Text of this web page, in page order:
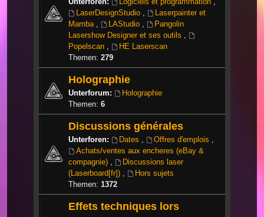
LaserDesignStudio ,
Laserpainter et
Mamba , LAStudio ,
Pangolin
Lasershow Designer et ses outils ,
Popelscan ,
HE Laserscan
Themen: 279
Holographie
Unterforum:
Holographie
Themen: 6
Discussions générales
Unterforen: Dates , Offres d'emplois ,
Achats/ventes aux encheres (eBay &
compagnie) ,
Discussions laser
(Laserboard[fr]) ,
Hors sujets
Themen: 1372
Effets techniques lors